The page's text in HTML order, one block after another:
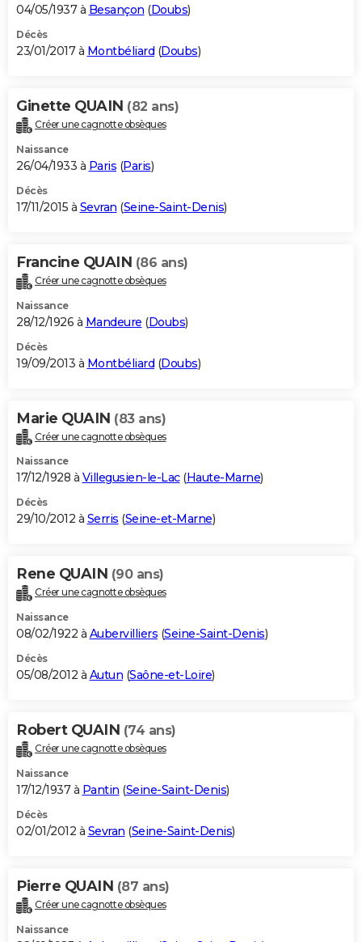
04/05/1937 à Besançon (Doubs)
Décès
23/01/2017 à Montbéliard (Doubs)
Ginette QUAIN (82 ans)
Créer une cagnotte obsèques
Naissance
26/04/1933 à Paris (Paris)
Décès
17/11/2015 à Sevran (Seine-Saint-Denis)
Francine QUAIN (86 ans)
Créer une cagnotte obsèques
Naissance
28/12/1926 à Mandeure (Doubs)
Décès
19/09/2013 à Montbéliard (Doubs)
Marie QUAIN (83 ans)
Créer une cagnotte obsèques
Naissance
17/12/1928 à Villegusien-le-Lac(Haute-Marne)
Décès
29/10/2012 à Serris (Seine-et-Marne)
Rene QUAIN (90 ans)
Créer une cagnotte obsèques
Naissance
08/02/1922 à Aubervilliers (Seine-Saint-Denis)
Décès
05/08/2012 à Autun (Saône-et-Loire)
Robert QUAIN (74 ans)
Créer une cagnotte obsèques
Naissance
17/12/1937 à Pantin (Seine-Saint-Denis)
Décès
02/01/2012 à Sevran (Seine-Saint-Denis)
Pierre QUAIN (87 ans)
Créer une cagnotte obsèques
Naissance